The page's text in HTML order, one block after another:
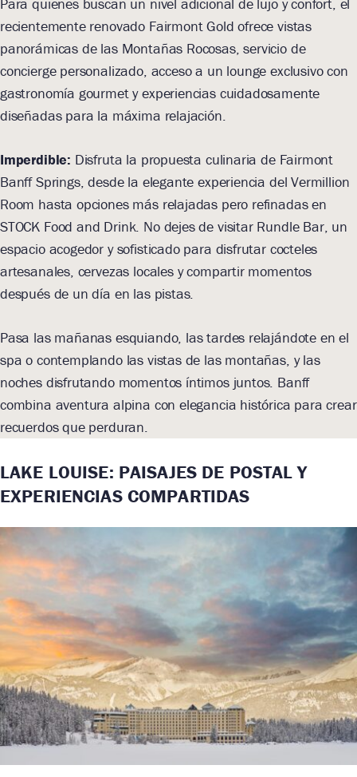
recientemente renovado Fairmont Gold ofrece vistas
panorámicas de las Montañas Rocosas, servicio de
concierge personalizado, acceso a un lounge exclusivo con
gastronomía gourmet y experiencias cuidadosamente
diseñadas para la máxima relajación.
Imperdible: Disfruta la propuesta culinaria de Fairmont
Banff Springs, desde la elegante experiencia del Vermillion
Room hasta opciones más relajadas pero refinadas en
STOCK Food and Drink. No dejes de visitar Rundle Bar, un
espacio acogedor y sofisticado para disfrutar cocteles
artesanales, cervezas locales y compartir momentos
después de un día en las pistas.
Pasa las mañanas esquiando, las tardes relajándote en el
spa o contemplando las vistas de las montañas, y las
noches disfrutando momentos íntimos juntos. Banff
combina aventura alpina con elegancia histórica para crear
recuerdos que perduran.
LAKE LOUISE: PAISAJES DE POSTAL Y
EXPERIENCIAS COMPARTIDAS